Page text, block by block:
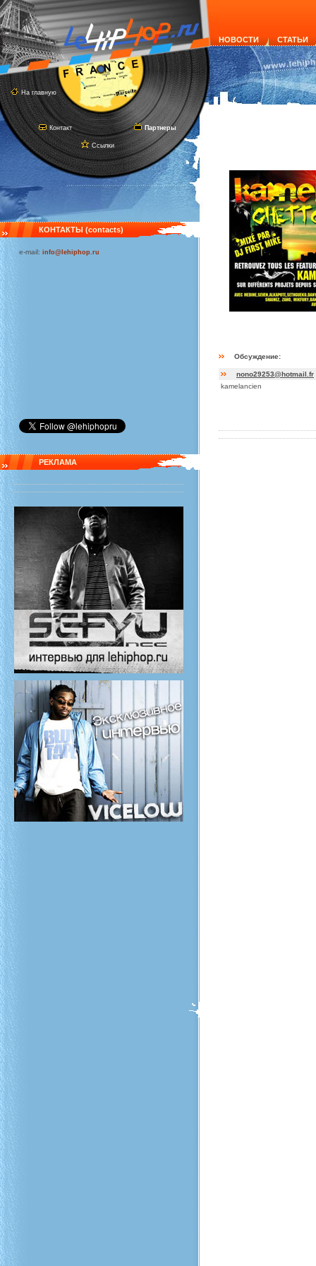
На главную
Контакт
Ссылки
Партнеры
НОВОСТИ СТАТЬИ
КОНТАКТЫ (contacts)
e-mail: info@lehiphop.ru
РЕКЛАМА
Обсуждение:
nono29253@hotmail.fr
kamelancien